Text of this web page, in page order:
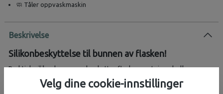
🧼 Tåler oppvaskmaskin
Beskrivelse
Silikonbeskyttelse til bunnen av flasken!
Praktisk silikonbunn som beskytter flasken mot riper, bulker og
slitasje. Passer til 12–24 oz (710 ml) Wide og Standard Mouth-
flasker, 32 oz (946 ml) Travel Bottle og 32–40 oz (1,182 ml) Travel
Velg dine cookie-innstillinger